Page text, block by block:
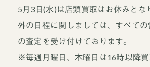
5月3日(水)は店頭買取はお休みとな
外の日程に関しましては、すべて
の査定を受け付けております。
※毎週月曜日、木曜日は16時以降